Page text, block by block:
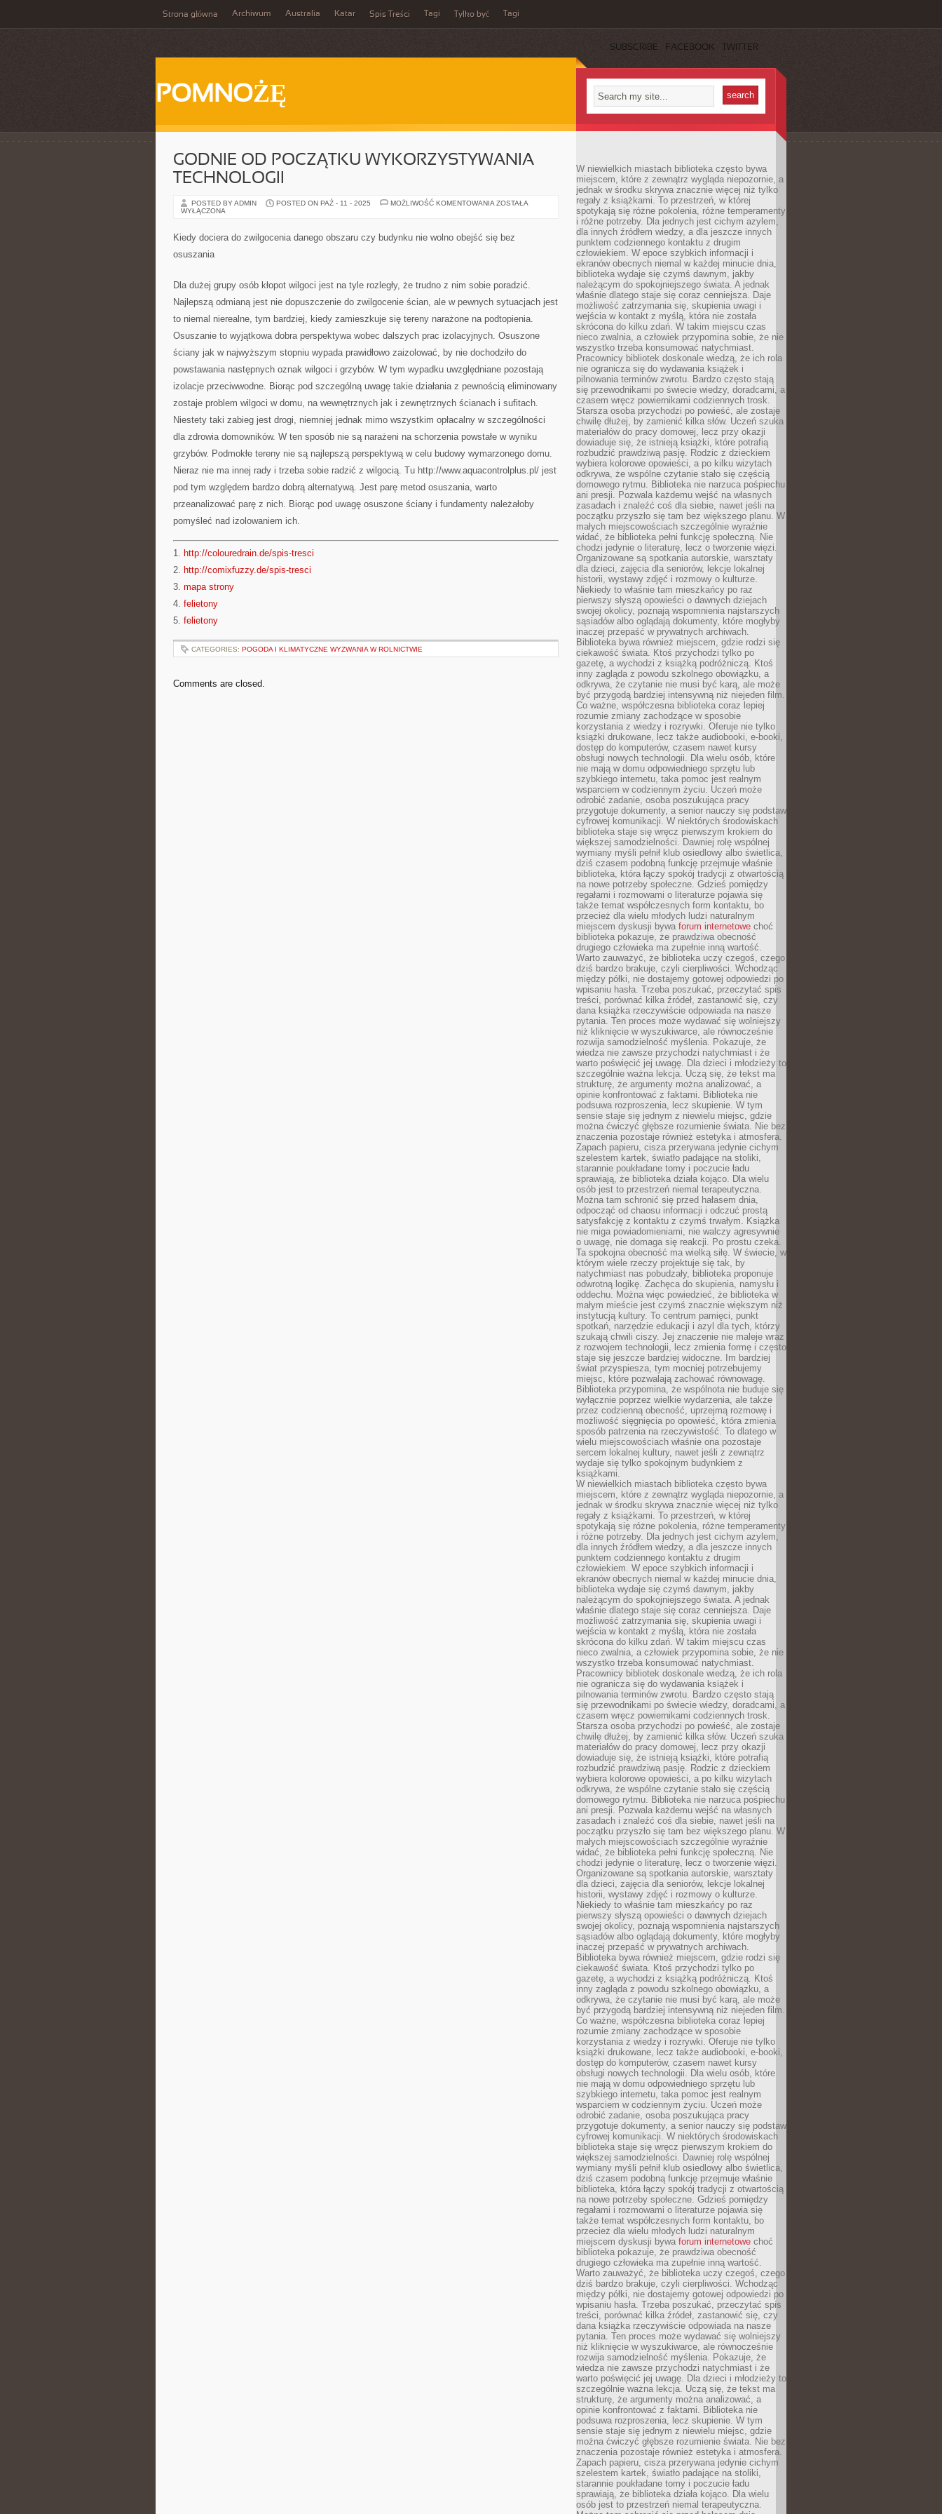
Strona główna Archiwum Australia Katar Spis Treści Tagi Tylko być Tagi
SUBSCRIBE FACEBOOK TWITTER
POMNOŻĘ
GODNIE OD POCZĄTKU WYKORZYSTYWANIA
TECHNOLOGII
POSTED BY ADMIN POSTED ON PAŹ - 11 - 2025 MOŻLIWOŚĆ KOMENTOWANIA GODNIE
TECHNOLOGII
ZOSTAŁA
WYŁĄCZONA
Kiedy dociera do zwilgocenia danego obszaru czy budynku nie wolno obejść się bez
osuszania
Dla dużej grupy osób kłopot wilgoci jest na tyle rozległy, że trudno z nim sobie poradzić.
Najlepszą odmianą jest nie dopuszczenie do zwilgocenie ścian, ale w pewnych sytuacjach jest
to niemal nierealne, tym bardziej, kiedy zamieszkuje się tereny narażone na podtopienia.
Osuszanie to wyjątkowa dobra perspektywa wobec dalszych prac izolacyjnych. Osuszone
ściany jak w najwyższym stopniu wypada prawidłowo zaizolować, by nie dochodziło do
powstawania następnych oznak wilgoci i grzybów. W tym wypadku uwzględniane pozostają
izolacje przeciwwodne. Biorąc pod szczególną uwagę takie działania z pewnością eliminowany
zostaje problem wilgoci w domu, na wewnętrznych jak i zewnętrznych ścianach i sufitach.
Niestety taki zabieg jest drogi, niemniej jednak mimo wszystkim opłacalny w szczególności
dla zdrowia domowników. W ten sposób nie są narażeni na schorzenia powstałe w wyniku
grzybów. Podmokłe tereny nie są najlepszą perspektywą w celu budowy wymarzonego domu.
Nieraz nie ma innej rady i trzeba sobie radzić z wilgocią. Tu http://www.aquacontrolplus.pl/ jest
pod tym względem bardzo dobrą alternatywą. Jest parę metod osuszania, warto
przeanalizować parę z nich. Biorąc pod uwagę osuszone ściany i fundamenty należałoby
pomyśleć nad izolowaniem ich.
1. http://colouredrain.de/spis-tresci
2. http://comixfuzzy.de/spis-tresci
3. mapa strony
4. felietony
5. felietony
CATEGORIES: POGODA I KLIMATYCZNE WYZWANIA W ROLNICTWIE
Comments are closed.
W niewielkich miastach biblioteka często bywa
miejscem, które z zewnątrz wygląda niepozornie, a
jednak w środku skrywa znacznie więcej niż tylko
regały z książkami. To przestrzeń, w której
spotykają się różne pokolenia, różne temperamenty
i różne potrzeby. Dla jednych jest cichym azylem,
dla innych źródłem wiedzy, a dla jeszcze innych
punktem codziennego kontaktu z drugim
człowiekiem. W epoce szybkich informacji i
ekranów obecnych niemal w każdej minucie dnia,
biblioteka wydaje się czymś dawnym, jakby
należącym do spokojniejszego świata. A jednak
właśnie dlatego staje się coraz cenniejsza. Daje
możliwość zatrzymania się, skupienia uwagi i
wejścia w kontakt z myślą, która nie została
skrócona do kilku zdań. W takim miejscu czas
nieco zwalnia, a człowiek przypomina sobie, że nie
wszystko trzeba konsumować natychmiast.
Pracownicy bibliotek doskonale wiedzą, że ich rola
nie ogranicza się do wydawania książek i
pilnowania terminów zwrotu. Bardzo często stają
się przewodnikami po świecie wiedzy, doradcami, a
czasem wręcz powiernikami codziennych trosk.
Starsza osoba przychodzi po powieść, ale zostaje
chwilę dłużej, by zamienić kilka słów. Uczeń szuka
materiałów do pracy domowej, lecz przy okazji
dowiaduje się, że istnieją książki, które potrafią
rozbudzić prawdziwą pasję. Rodzic z dzieckiem
wybiera kolorowe opowieści, a po kilku wizytach
odkrywa, że wspólne czytanie stało się częścią
domowego rytmu. Biblioteka nie narzuca pośpiechu
ani presji. Pozwala każdemu wejść na własnych
zasadach i znaleźć coś dla siebie, nawet jeśli na
początku przyszło się tam bez większego planu. W
małych miejscowościach szczególnie wyraźnie
widać, że biblioteka pełni funkcję społeczną. Nie
chodzi jedynie o literaturę, lecz o tworzenie więzi.
Organizowane są spotkania autorskie, warsztaty
dla dzieci, zajęcia dla seniorów, lekcje lokalnej
historii, wystawy zdjęć i rozmowy o kulturze.
Niekiedy to właśnie tam mieszkańcy po raz
pierwszy słyszą opowieści o dawnych dziejach
swojej okolicy, poznają wspomnienia najstarszych
sąsiadów albo oglądają dokumenty, które mogłyby
inaczej przepaść w prywatnych archiwach.
Biblioteka bywa również miejscem, gdzie rodzi się
ciekawość świata. Ktoś przychodzi tylko po
gazetę, a wychodzi z książką podróżniczą. Ktoś
inny zagląda z powodu szkolnego obowiązku, a
odkrywa, że czytanie nie musi być karą, ale może
być przygodą bardziej intensywną niż niejeden film.
Co ważne, współczesna biblioteka coraz lepiej
rozumie zmiany zachodzące w sposobie
korzystania z wiedzy i rozrywki. Oferuje nie tylko
książki drukowane, lecz także audiobooki, e-booki,
dostęp do komputerów, czasem nawet kursy
obsługi nowych technologii. Dla wielu osób, które
nie mają w domu odpowiedniego sprzętu lub
szybkiego internetu, taka pomoc jest realnym
wsparciem w codziennym życiu. Uczeń może
odrobić zadanie, osoba poszukująca pracy
przygotuje dokumenty, a senior nauczy się podstaw
cyfrowej komunikacji. W niektórych środowiskach
biblioteka staje się wręcz pierwszym krokiem do
większej samodzielności. Dawniej rolę wspólnej
wymiany myśli pełnił klub osiedlowy albo świetlica,
dziś czasem podobną funkcję przejmuje właśnie
biblioteka, która łączy spokój tradycji z otwartością
na nowe potrzeby społeczne. Gdzieś pomiędzy
regałami i rozmowami o literaturze pojawia się
także temat współczesnych form kontaktu, bo
przecież dla wielu młodych ludzi naturalnym
miejscem dyskusji bywa forum internetowe choć
biblioteka pokazuje, że prawdziwa obecność
drugiego człowieka ma zupełnie inną wartość.
Warto zauważyć, że biblioteka uczy czegoś, czego
dziś bardzo brakuje, czyli cierpliwości. Wchodząc
między półki, nie dostajemy gotowej odpowiedzi po
wpisaniu hasła. Trzeba poszukać, przeczytać spis
treści, porównać kilka źródeł, zastanowić się, czy
dana książka rzeczywiście odpowiada na nasze
pytania. Ten proces może wydawać się wolniejszy
niż kliknięcie w wyszukiwarce, ale równocześnie
rozwija samodzielność myślenia. Pokazuje, że
wiedza nie zawsze przychodzi natychmiast i że
warto poświęcić jej uwagę. Dla dzieci i młodzieży to
szczególnie ważna lekcja. Uczą się, że tekst ma
strukturę, że argumenty można analizować, a
opinie konfrontować z faktami. Biblioteka nie
podsuwa rozproszenia, lecz skupienie. W tym
sensie staje się jednym z niewielu miejsc, gdzie
można ćwiczyć głębsze rozumienie świata. Nie bez
znaczenia pozostaje również estetyka i atmosfera.
Zapach papieru, cisza przerywana jedynie cichym
szelestem kartek, światło padające na stoliki,
starannie poukładane tomy i poczucie ładu
sprawiają, że biblioteka działa kojąco. Dla wielu
osób jest to przestrzeń niemal terapeutyczna.
Można tam schronić się przed hałasem dnia,
odpocząć od chaosu informacji i odczuć prostą
satysfakcję z kontaktu z czymś trwałym. Książka
nie miga powiadomieniami, nie walczy agresywnie
o uwagę, nie domaga się reakcji. Po prostu czeka.
Ta spokojna obecność ma wielką siłę. W świecie, w
którym wiele rzeczy projektuje się tak, by
natychmiast nas pobudzały, biblioteka proponuje
odwrotną logikę. Zachęca do skupienia, namysłu i
oddechu. Można więc powiedzieć, że biblioteka w
małym mieście jest czymś znacznie większym niż
instytucją kultury. To centrum pamięci, punkt
spotkań, narzędzie edukacji i azyl dla tych, którzy
szukają chwili ciszy. Jej znaczenie nie maleje wraz
z rozwojem technologii, lecz zmienia formę i często
staje się jeszcze bardziej widoczne. Im bardziej
świat przyspiesza, tym mocniej potrzebujemy
miejsc, które pozwalają zachować równowagę.
Biblioteka przypomina, że wspólnota nie buduje się
wyłącznie poprzez wielkie wydarzenia, ale także
przez codzienną obecność, uprzejmą rozmowę i
możliwość sięgnięcia po opowieść, która zmienia
sposób patrzenia na rzeczywistość. To dlatego w
wielu miejscowościach właśnie ona pozostaje
sercem lokalnej kultury, nawet jeśli z zewnątrz
wydaje się tylko spokojnym budynkiem z
książkami.
W niewielkich miastach biblioteka często bywa
miejscem, które z zewnątrz wygląda niepozornie, a
jednak w środku skrywa znacznie więcej niż tylko
regały z książkami. To przestrzeń, w której
spotykają się różne pokolenia, różne temperamenty
i różne potrzeby. Dla jednych jest cichym azylem,
dla innych źródłem wiedzy, a dla jeszcze innych
punktem codziennego kontaktu z drugim
człowiekiem. W epoce szybkich informacji i
ekranów obecnych niemal w każdej minucie dnia,
biblioteka wydaje się czymś dawnym, jakby
należącym do spokojniejszego świata. A jednak
właśnie dlatego staje się coraz cenniejsza. Daje
możliwość zatrzymania się, skupienia uwagi i
wejścia w kontakt z myślą, która nie została
skrócona do kilku zdań. W takim miejscu czas
nieco zwalnia, a człowiek przypomina sobie, że nie
wszystko trzeba konsumować natychmiast.
Pracownicy bibliotek doskonale wiedzą, że ich rola
nie ogranicza się do wydawania książek i
pilnowania terminów zwrotu. Bardzo często stają
się przewodnikami po świecie wiedzy, doradcami, a
czasem wręcz powiernikami codziennych trosk.
Starsza osoba przychodzi po powieść, ale zostaje
chwilę dłużej, by zamienić kilka słów. Uczeń szuka
materiałów do pracy domowej, lecz przy okazji
dowiaduje się, że istnieją książki, które potrafią
rozbudzić prawdziwą pasję. Rodzic z dzieckiem
wybiera kolorowe opowieści, a po kilku wizytach
odkrywa, że wspólne czytanie stało się częścią
domowego rytmu. Biblioteka nie narzuca pośpiechu
ani presji. Pozwala każdemu wejść na własnych
zasadach i znaleźć coś dla siebie, nawet jeśli na
początku przyszło się tam bez większego planu. W
małych miejscowościach szczególnie wyraźnie
widać, że biblioteka pełni funkcję społeczną. Nie
chodzi jedynie o literaturę, lecz o tworzenie więzi.
Organizowane są spotkania autorskie, warsztaty
dla dzieci, zajęcia dla seniorów, lekcje lokalnej
historii, wystawy zdjęć i rozmowy o kulturze.
Niekiedy to właśnie tam mieszkańcy po raz
pierwszy słyszą opowieści o dawnych dziejach
swojej okolicy, poznają wspomnienia najstarszych
sąsiadów albo oglądają dokumenty, które mogłyby
inaczej przepaść w prywatnych archiwach.
Biblioteka bywa również miejscem, gdzie rodzi się
ciekawość świata. Ktoś przychodzi tylko po
gazetę, a wychodzi z książką podróżniczą. Ktoś
inny zagląda z powodu szkolnego obowiązku, a
odkrywa, że czytanie nie musi być karą, ale może
być przygodą bardziej intensywną niż niejeden film.
Co ważne, współczesna biblioteka coraz lepiej
rozumie zmiany zachodzące w sposobie
korzystania z wiedzy i rozrywki. Oferuje nie tylko
książki drukowane, lecz także audiobooki, e-booki,
dostęp do komputerów, czasem nawet kursy
obsługi nowych technologii. Dla wielu osób, które
nie mają w domu odpowiedniego sprzętu lub
szybkiego internetu, taka pomoc jest realnym
wsparciem w codziennym życiu. Uczeń może
odrobić zadanie, osoba poszukująca pracy
przygotuje dokumenty, a senior nauczy się podstaw
cyfrowej komunikacji. W niektórych środowiskach
biblioteka staje się wręcz pierwszym krokiem do
większej samodzielności. Dawniej rolę wspólnej
wymiany myśli pełnił klub osiedlowy albo świetlica,
dziś czasem podobną funkcję przejmuje właśnie
biblioteka, która łączy spokój tradycji z otwartością
na nowe potrzeby społeczne. Gdzieś pomiędzy
regałami i rozmowami o literaturze pojawia się
także temat współczesnych form kontaktu, bo
przecież dla wielu młodych ludzi naturalnym
miejscem dyskusji bywa forum internetowe choć
biblioteka pokazuje, że prawdziwa obecność
drugiego człowieka ma zupełnie inną wartość.
Warto zauważyć, że biblioteka uczy czegoś, czego
dziś bardzo brakuje, czyli cierpliwości. Wchodząc
między półki, nie dostajemy gotowej odpowiedzi po
wpisaniu hasła. Trzeba poszukać, przeczytać spis
treści, porównać kilka źródeł, zastanowić się, czy
dana książka rzeczywiście odpowiada na nasze
pytania. Ten proces może wydawać się wolniejszy
niż kliknięcie w wyszukiwarce, ale równocześnie
rozwija samodzielność myślenia. Pokazuje, że
wiedza nie zawsze przychodzi natychmiast i że
warto poświęcić jej uwagę. Dla dzieci i młodzieży to
szczególnie ważna lekcja. Uczą się, że tekst ma
strukturę, że argumenty można analizować, a
opinie konfrontować z faktami. Biblioteka nie
podsuwa rozproszenia, lecz skupienie. W tym
sensie staje się jednym z niewielu miejsc, gdzie
można ćwiczyć głębsze rozumienie świata. Nie bez
znaczenia pozostaje również estetyka i atmosfera.
Zapach papieru, cisza przerywana jedynie cichym
szelestem kartek, światło padające na stoliki,
starannie poukładane tomy i poczucie ładu
sprawiają, że biblioteka działa kojąco. Dla wielu
osób jest to przestrzeń niemal terapeutyczna.